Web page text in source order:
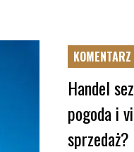
Handel
pogoda i
sprzedaż?